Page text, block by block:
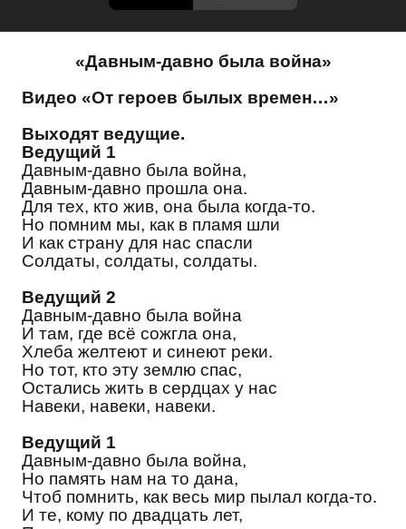
«Давным-давно была война»
Видео «От героев былых времен…»
Выходят ведущие.
Ведущий 1
Давным-давно была война,
Давным-давно прошла она.
Для тех, кто жив, она была когда-то.
Но помним мы, как в пламя шли
И как страну для нас спасли
Солдаты, солдаты, солдаты.
Ведущий 2
Давным-давно была война
И там, где всё сожгла она,
Хлеба желтеют и синеют реки.
Но тот, кто эту землю спас,
Остались жить в сердцах у нас
Навеки, навеки, навеки.
Ведущий 1
Давным-давно была война,
Но память нам на то дана,
Чтоб помнить, как весь мир пылал когда-то.
И те, кому по двадцать лет,